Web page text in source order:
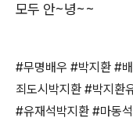
모두 안~녕~~
#무명배우 #박지환 #
죄도시박지환 #박지환
#유재석박지환 #마동